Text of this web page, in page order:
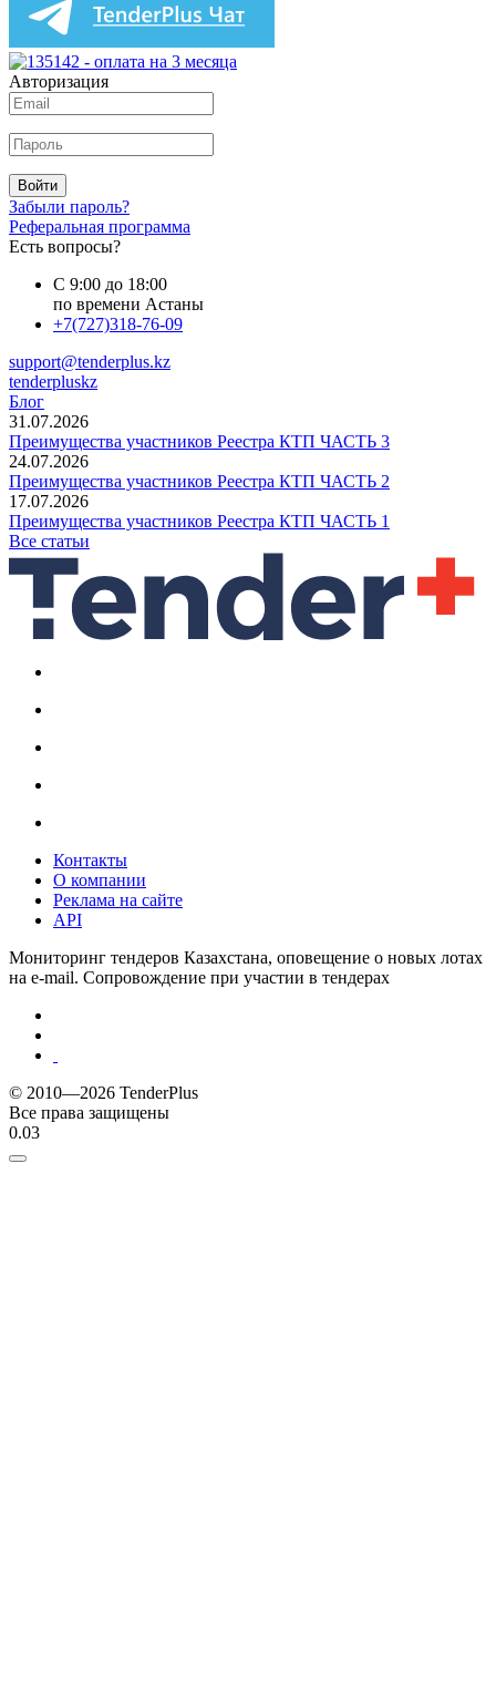
Авторизация
Войти
Забыли пароль?
Реферальная программа
Есть вопросы?
С 9:00 до 18:00
по времени Астаны
+7(727)318-76-09
support@tenderplus.kz
tenderpluskz
Блог
31.07.2026
Преимущества участников Реестра КТП ЧАСТЬ 3
24.07.2026
Преимущества участников Реестра КТП ЧАСТЬ 2
17.07.2026
Преимущества участников Реестра КТП ЧАСТЬ 1
Все статьи
Контакты
О компании
Реклама на сайте
API
Мониторинг тендеров Казахстана, оповещение о новых лотах
на e-mail. Сопровождение при участии в тендерах
© 2010—2026 TenderPlus
Все права защищены
0.03